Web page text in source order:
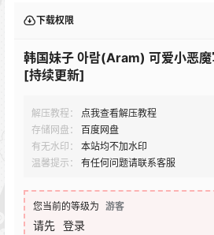
下载权限
韩国妹子 아람(Aram) 可爱小恶
[持续更新]
解压教程：
点我查看解压教程
存储网盘：
百度网盘
有无水印：
本站均不加水印
温馨提示：
有任何问题请联系客服
您当前的等级为 游客
请先 登录